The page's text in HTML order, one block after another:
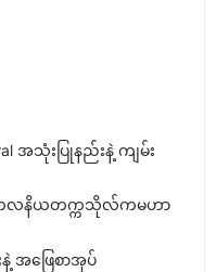
သုံးပြုနည်းနဲ့ ကျမ်း
လနိယတက္ကသိုလ်ကမဟာ
နဲ့ အဖြေစာအုပ်